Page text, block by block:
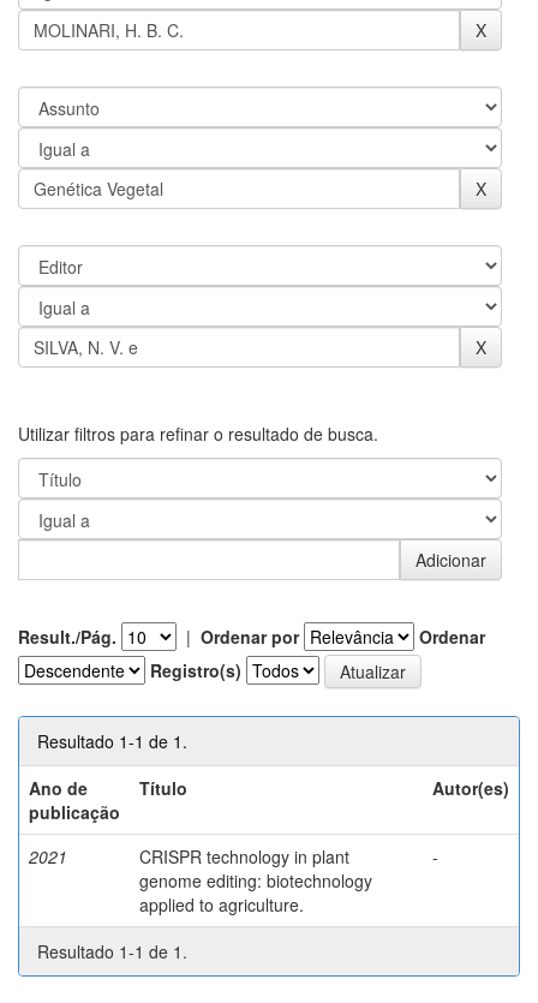
Utilizar filtros para refinar o resultado de busca.
Result./Pág. | Ordenar por
Ordenar
Registro(s)
Resultado 1-1 de 1.
Ano de
publicação
Título Autor(es)
2021
CRISPR technology in plant
genome editing: biotechnology
applied to agriculture.
-
Resultado 1-1 de 1.